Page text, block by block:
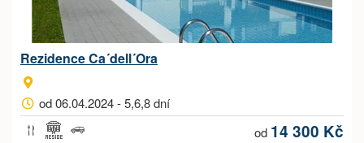
Rezidence Ca´dell´Ora
od 06.04.2024 - 5,6,8 dní
od 14 300 Kč